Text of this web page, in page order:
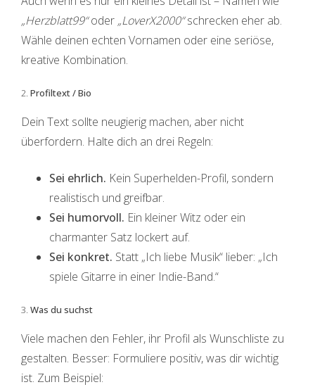
„Herzblatt99“oder „LoverX2000“schrecken eher ab.
Wähle deinen echten Vornamen oder eine seriöse,
kreative Kombination.
2. Profiltext / Bio
Dein Text sollte neugierig machen, aber nicht
überfordern. Halte dich an drei Regeln:
Sei ehrlich. Kein Superhelden-Profil, sondern
realistisch und greifbar.
Sei humorvoll. Ein kleiner Witz oder ein
charmanter Satz lockert auf.
Sei konkret. Statt „Ich liebe Musik“ lieber: „Ich
spiele Gitarre in einer Indie-Band.“
3. Was du suchst
Viele machen den Fehler, ihr Profil als Wunschliste zu
gestalten. Besser: Formuliere positiv, was dir wichtig
ist. Zum Beispiel: